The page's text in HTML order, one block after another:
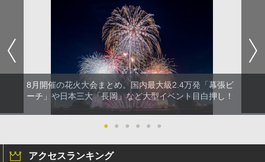
8月開催の花火大会まとめ。国内最大級2.4万発「幕張ビ
ーチ」や日本三大「長岡」など大型イベント目白押し！
● ● ● ● ● ●
アクセスランキング